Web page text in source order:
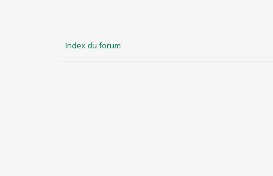
Index du forum